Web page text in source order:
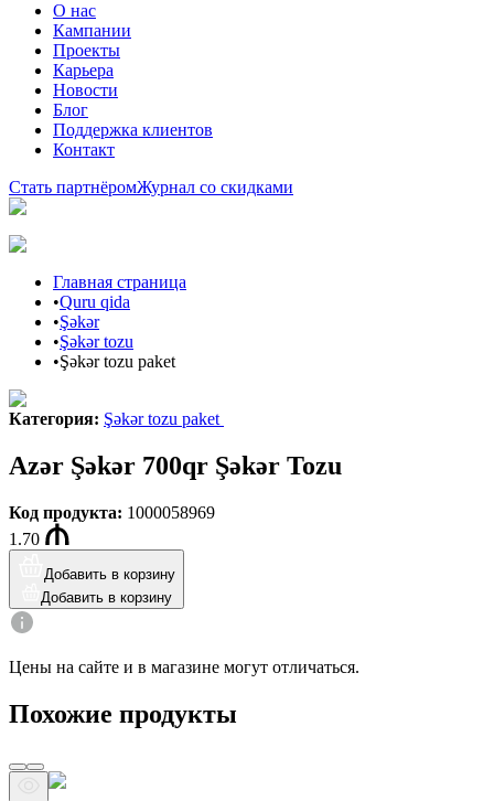
О нас
Кампании
Проекты
Карьера
Новости
Блог
Поддержка клиентов
Контакт
Стать партнёромЖурнал со скидками
Главная страница
•Quru qida
•Şəkər
•Şəkər tozu
•Şəkər tozu paket
Категория: Şəkər tozu paket
Azər Şəkər 700qr Şəkər Tozu
Код продукта: 1000058969
1.70
Добавить в корзину
Добавить в корзину
Цены на сайте и в магазине могут отличаться.
Похожие продукты